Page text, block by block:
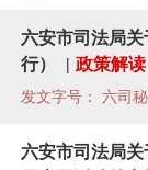
六安市司法局
行）
| 政策解读
发文字号： 六司
六安市司法局